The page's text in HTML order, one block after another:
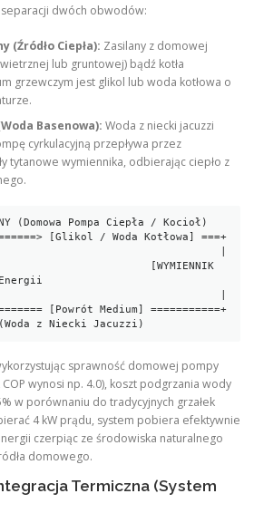
separacji dwóch obwodów:
(Źródło Ciepła): Zasilany z domowej
lub gruntowej) bądź kotła
grzewczym jest glikol lub woda kotłowa o
Basenowa): Woda z niecki jacuzzi
cyrkulacyjną przepływa przez
tytanowe wymiennika, odbierając ciepło z
sprawność domowej pompy
COP wynosi np. 4.0), koszt podgrzania wody
w porównaniu do tradycyjnych grzałek
4 kW prądu, system pobiera efektywnie
czerpiąc ze środowiska naturalnego
domowego.
Termiczna (System